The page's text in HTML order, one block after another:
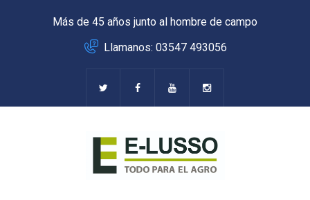
Más de 45 años junto al hombre de campo
Llamanos: 03547 493056